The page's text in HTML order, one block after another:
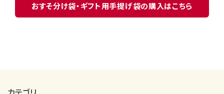
おすそ分け袋・ギフト用手提げ袋の購入はこちら